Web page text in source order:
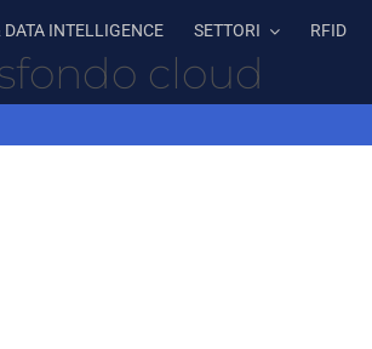
DATA INTELLIGENCE SETTORI RFID
cloud